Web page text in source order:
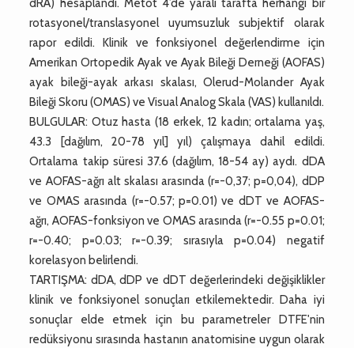
rotasyonel/translasyonel uyumsuzluk subjektif olarak
rapor edildi. Klinik ve fonksiyonel değerlendirme için
Amerikan Ortopedik Ayak ve Ayak Bileği Derneği (AOFAS)
ayak bileği-ayak arkası skalası, Olerud-Molander Ayak
Bileği Skoru (OMAS) ve Visual Analog Skala (VAS) kullanıldı.
BULGULAR: Otuz hasta (18 erkek, 12 kadın; ortalama yaş,
43.3 [dağılım, 20-78 yıl] yıl) çalışmaya dahil edildi.
Ortalama takip süresi 37.6 (dağılım, 18-54 ay) aydı. dDA
ve AOFAS-ağrı alt skalası arasında (r=-0,37; p=0,04), dDP
ve OMAS arasında (r=-0.57; p=0.01) ve dDT ve AOFAS-
ağrı, AOFAS-fonksiyon ve OMAS arasında (r=-0.55 p=0.01;
r=-0.40; p=0.03; r=-0.39; sırasıyla p=0.04) negatif
korelasyon belirlendi.
TARTIŞMA: dDA, dDP ve dDT değerlerindeki değişiklikler
klinik ve fonksiyonel sonuçları etkilemektedir. Daha iyi
sonuçlar elde etmek için bu parametreler DTFE'nin
redüksiyonu sırasında hastanın anatomisine uygun olarak